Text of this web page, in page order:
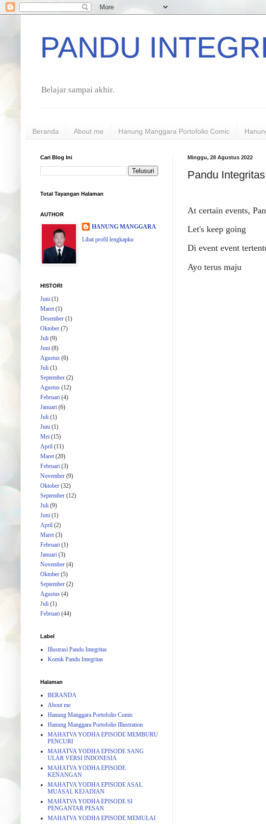
PANDU
Belajar sampai akhir.
Beranda About me Hanung Manggara Portofolio Comic
Minggu, 28 Agustus 2022
Pandu
At certain events,
Let's keep going
Di event event
Ayo terus maju
Cari Blog Ini
Total Tayangan Halaman
AUTHOR
HANUNG MANGGARA
Lihat profil lengkapku
HISTORI
Juni (1)
Maret(1)
Desember (1)
Oktober (7)
Juli (9)
Juni (8)
Agustus (6)
Juli (1)
September (2)
Agustus (12)
Februari (4)
Januari (6)
Juli (1)
Juni (1)
Mei (15)
April (11)
Maret(20)
Februari (3)
November (9)
Oktober (32)
September (12)
Juli (9)
Juni (1)
April (2)
Maret(3)
Februari (1)
Januari (3)
November (4)
Oktober (5)
September (2)
Agustus (4)
Juli (1)
Februari (44)
Label
Illustrasi Pandu Integritas
Komik Pandu Integritas
Halaman
BERANDA
About me
Hanung Manggara Portofolio Comic
Hanung Manggara Portofolio Illustration
MAHATVA YODHA EPISODE MEMBURU
PENCURI
MAHATVA YODHA EPISODE SANG
ULAR VERSI INDONESIA
MAHATVA YODHA EPISODE
KENANGAN
MAHATVA YODHA EPISODE ASAL
MUASAL KEJADIAN
MAHATVA YODHA EPISODE SI
PENGANTAR PESAN
MAHATVA YODHA EPISODE MEMULAI